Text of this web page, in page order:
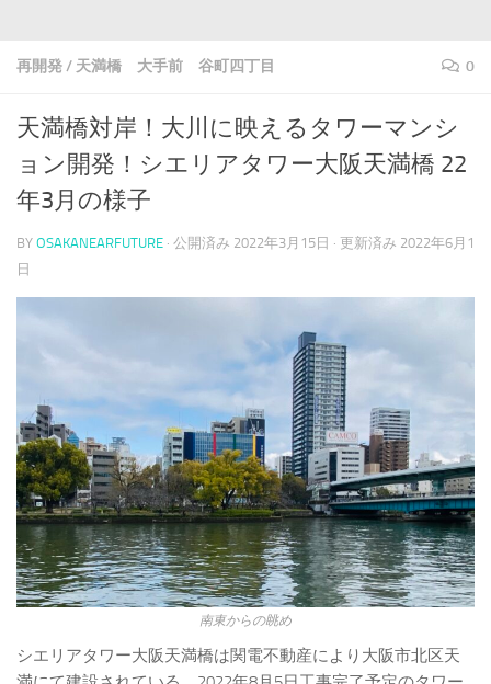
再開発/ 天満橋 大手前 谷町四丁目 0
天満橋対岸！大川に映えるタワーマンシ
ョン開発！シエリアタワー大阪天満橋 22
年3月の様子
BY OSAKANEARFUTURE · 公開済み 2022年3月15日 · 更新済み 2022年6月1
日
南東からの眺め
シエリアタワー大阪天満橋は関電不動産により大阪市北区天